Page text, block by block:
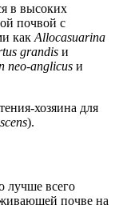
в высоких
почвой с
как Allocasuarina
grandis и
neo-anglicus и
хозяина для
).
лучше всего
почве на